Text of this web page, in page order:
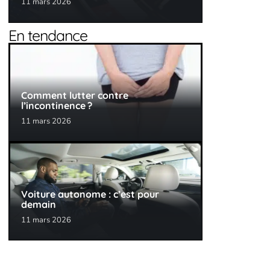
En tendance
Comment lutter contre
l’incontinence ?
11 mars 2026
Voiture autonome : c’est pour
demain
11 mars 2026